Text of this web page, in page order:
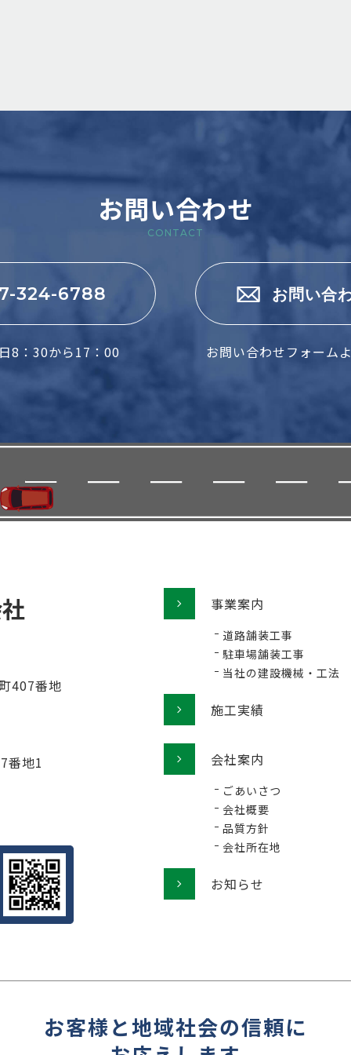
お問い合わせ
CONTACT
324-6788
8：30から17：00
お問い合
お問い合わせフォーム
407番地
番地1
事業案内
道路舗装工事
駐車場舗装工事
当社の建設機械・工法
施工実績
会社案内
ごあいさつ
会社概要
品質方針
会社所在地
お知らせ
お客様と地域社会の信頼に